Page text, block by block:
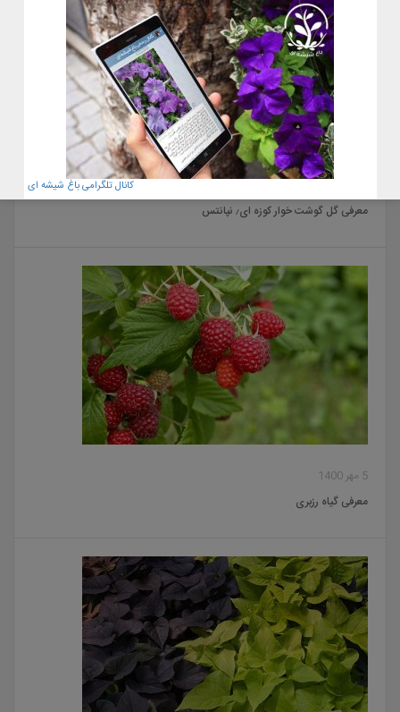
معرفی گل گوشت خوار کوزه ای٫ نپانتس
5 مهر 1400
معرفی گیاه رزبری
کانال تلگرامی باغ شیشه ای